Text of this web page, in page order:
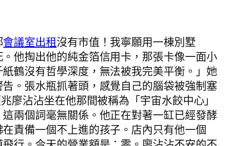
會議室出租沒有市值！我寧願用一棟別墅
他掏出他的純金箔信用卡，那張卡像一面小
鶴沒有哲學深度，無法被我完美平衡。」她
。張水瓶抓著頭，感覺自己的腦袋被強制塞
沾沾坐在他那間被稱為「宇宙水餃中心」
兩個詞毫無關係。他正在對著一缸已經發酵
責備一個不上進的孩子。店內只有他一個